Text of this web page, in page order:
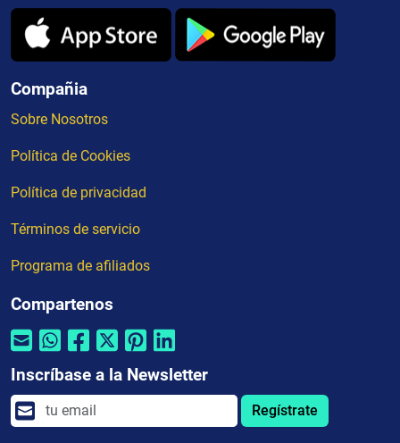
Compañia
Sobre Nosotros
Política de Cookies
Política de privacidad
Términos de servicio
Programa de afiliados
Compartenos
Inscríbase a la Newsletter
Regístrate